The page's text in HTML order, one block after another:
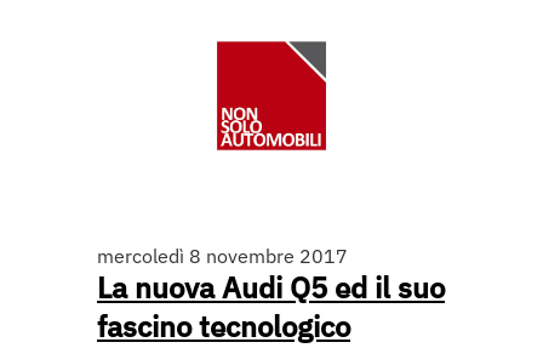
mercoledì 8 novembre 2017
La nuova Audi Q5 ed il suo
fascino tecnologico